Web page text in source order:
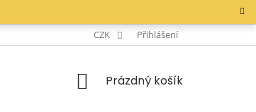
CZK Přihlášení
NÁKUPNÍ
Prázdný košík